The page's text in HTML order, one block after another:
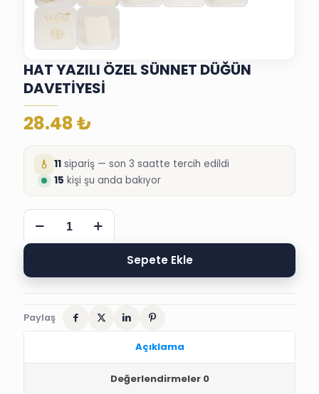
HAT YAZILI ÖZEL SÜNNET DÜĞÜN
DAVETİYESİ
28.48₺
11 sipariş — son 3 saatte tercih edildi
15 kişi şu anda bakıyor
HAT
YAZILI
ÖZEL
DÜĞÜN
Sepete Ekle
Paylaş
Açıklama
Değerlendirmeler 0